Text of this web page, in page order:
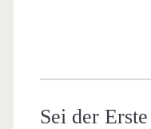
Sei der